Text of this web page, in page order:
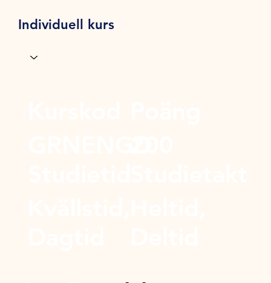
Individuell kurs